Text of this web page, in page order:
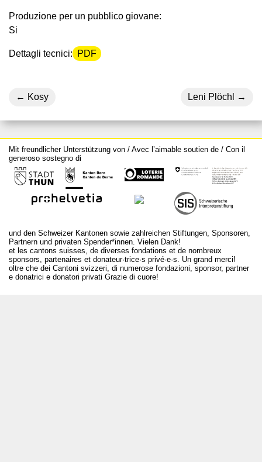
Produzione per un pubblico giovane:
Si
Dettagli tecnici: PDF
Kosy Leni Plöchl
Mit freundlicher Unterstützung von / Avec l’aimable soutien de / Con il
generoso sostegno di
und den Schweizer Kantonen sowie zahlreichen Stiftungen, Sponsoren,
Partnern und privaten Spender*innen. Vielen Dank!
et les cantons suisses, de diverses fondations et de nombreux
sponsors, partenaires et donateur·trice·s privé·e·s. Un grand merci!
oltre che dei Cantoni svizzeri, di numerose fondazioni, sponsor, partner
e donatrici e donatori privati Grazie di cuore!